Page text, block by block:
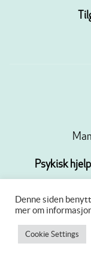
Psykisk
Copyright © 2026
Denne siden
mer om
Cookie Settings